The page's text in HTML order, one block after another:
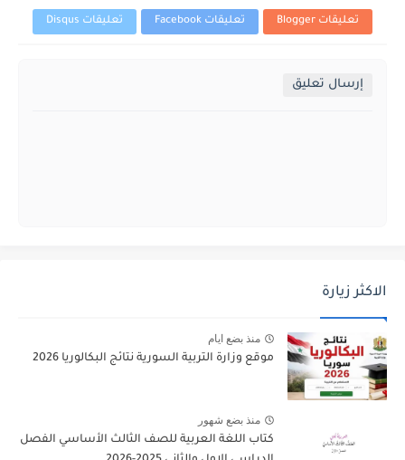
تعليقات Blogger تعليقات Facebook تعليقات Disqus
إرسال تعليق
الاكثر زيارة
منذ بضع ايام
موقع وزارة التربية السورية نتائج البكالوريا 2026
منذ بضع شهور
كتاب اللغة العربية للصف الثالث الأساسي الفصل